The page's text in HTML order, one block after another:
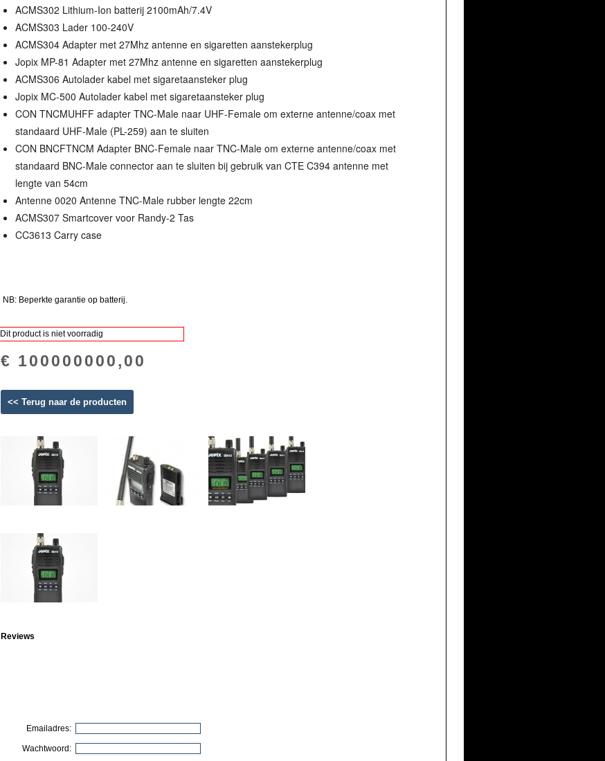
ACMS302 Lithium-Ion batterij 2100mAh/7.4V
ACMS303 Lader 100-240V
ACMS304 Adapter met 27Mhz antenne en sigaretten aanstekerplug
Jopix MP-81 Adapter met 27Mhz antenne en sigaretten aanstekerplug
ACMS306 Autolader kabel met sigaretaansteker plug
Jopix MC-500 Autolader kabel met sigaretaansteker plug
CON TNCMUHFF adapter TNC-Male naar UHF-Female om externe antenne/coax met
standaard UHF-Male (PL-259) aan te sluiten
CON BNCFTNCM Adapter BNC-Female naar TNC-Male om externe antenne/coax met
standaard BNC-Male connector aan te sluiten bij gebruik van CTE C394 antenne met
lengte van 54cm
Antenne 0020 Antenne TNC-Male rubber lengte 22cm
ACMS307 Smartcover voor Randy-2 Tas
CC3613 Carry case
NB: Beperkte garantie op batterij.
Dit product is niet voorradig
€ 100000000,00
<< Terug naar de producten
Reviews
Emailadres:
Wachtwoord: